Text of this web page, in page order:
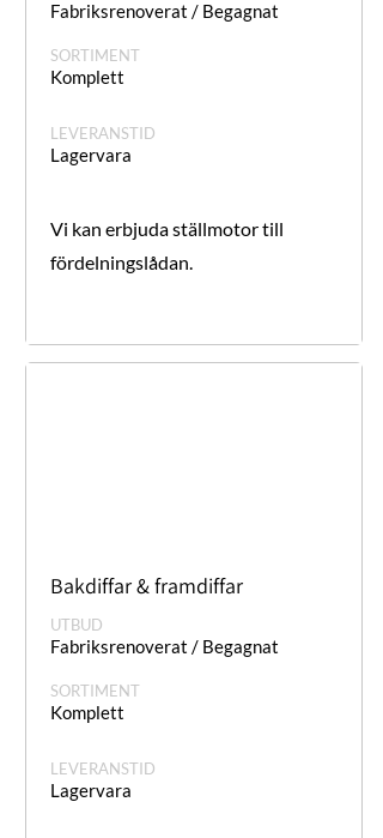
Fabriksrenoverat / Begagnat
SORTIMENT
Komplett
LEVERANSTID
Lagervara​​​​
Vi kan erbjuda ställmotor till
fördelningslådan.
Bakdiffar & framdiffar
UTBUD
Fabriksrenoverat / Begagnat
SORTIMENT
Komplett
LEVERANSTID
Lagervara